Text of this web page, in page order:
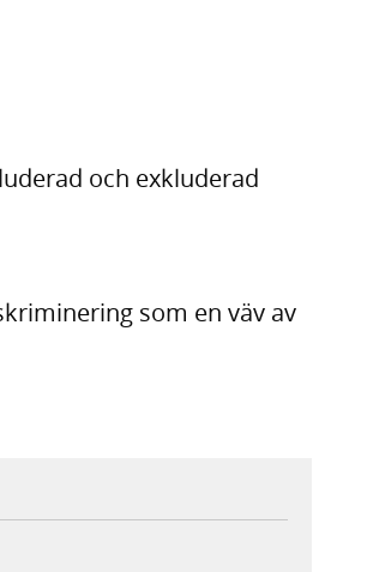
och exkluderad
som en väv av